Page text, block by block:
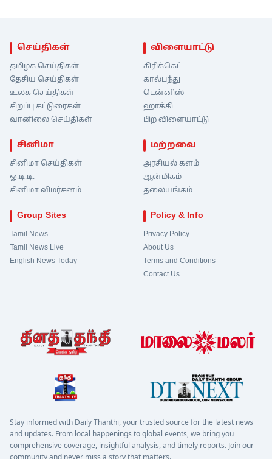
செய்திகள்
தமிழக செய்திகள்
தேசிய செய்திகள்
உலக செய்திகள்
சிறப்பு கட்டுரைகள்
வானிலை செய்திகள்
விளையாட்டு
கிரிக்கெட்
கால்பந்து
டென்னிஸ்
ஹாக்கி
பிற விளையாட்டு
சினிமா
சினிமா செய்திகள்
ஓ.டி.டி.
சினிமா விமர்சனம்
மற்றவை
அரசியல் களம்
ஆன்மிகம்
தலையங்கம்
Group Sites
Tamil News
Tamil News Live
English News Today
Policy & Info
Privacy Policy
About Us
Terms and Conditions
Contact Us
Stay informed with Daily Thanthi, your trusted source for the latest news
and updates. From local happenings to global events, we bring you
comprehensive coverage, insightful analysis, and timely reports. Join our
community and never miss a story that matters.